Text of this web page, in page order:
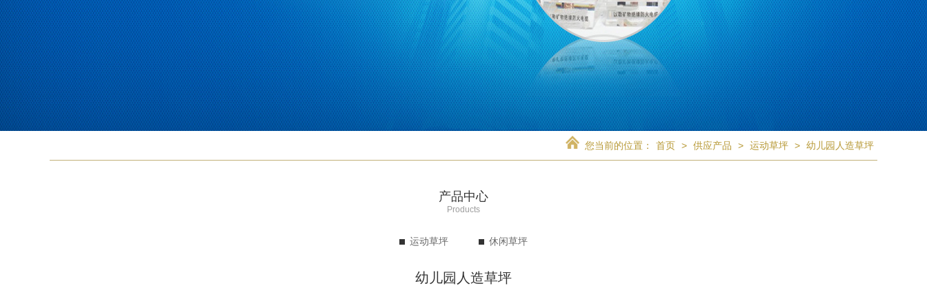
您当前的位置： 首页 > 供应产品 > 运动草坪 > 幼儿园人造草坪
产品中心
Products
运动草坪 休闲草坪
幼儿园人造草坪